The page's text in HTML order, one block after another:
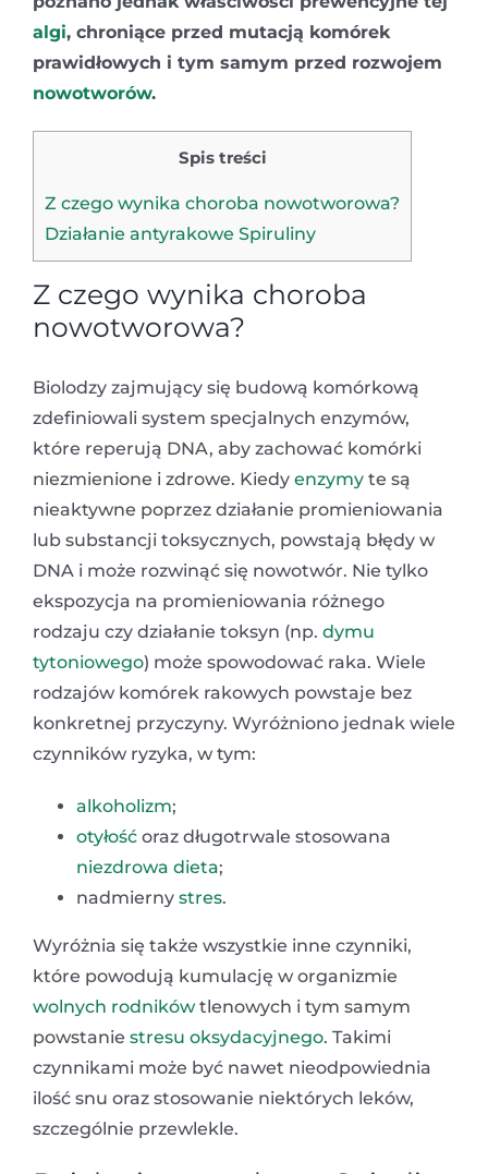
algi, chroniące przed mutacją komórek
prawidłowych i tym samym przed rozwojem
nowotworów.
Spis treści
Z czego wynika choroba nowotworowa?
Działanie antyrakowe Spiruliny
Z czego wynika choroba
nowotworowa?
Biolodzy zajmujący się budową komórkową
zdefiniowali system specjalnych enzymów,
które reperują DNA, aby zachować komórki
niezmienione i zdrowe. Kiedy enzymy te są
nieaktywne poprzez działanie promieniowania
lub substancji toksycznych, powstają błędy w
DNA i może rozwinąć się nowotwór. Nie tylko
ekspozycja na promieniowania różnego
rodzaju czy działanie toksyn (np. dymu
tytoniowego) może spowodować raka. Wiele
rodzajów komórek rakowych powstaje bez
konkretnej przyczyny. Wyróżniono jednak wiele
czynników ryzyka, w tym:
alkoholizm;
otyłość oraz długotrwale stosowana
niezdrowa dieta;
nadmierny stres.
Wyróżnia się także wszystkie inne czynniki,
które powodują kumulację w organizmie
wolnych rodników tlenowych i tym samym
powstanie stresu oksydacyjnego. Takimi
czynnikami może być nawet nieodpowiednia
ilość snu oraz stosowanie niektórych leków,
szczególnie przewlekle.